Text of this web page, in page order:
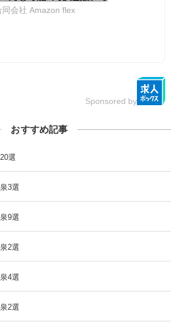
会社 Amazon flex
Sponsored by
おすすめ記事
選
3選
9選
2選
4選
2選